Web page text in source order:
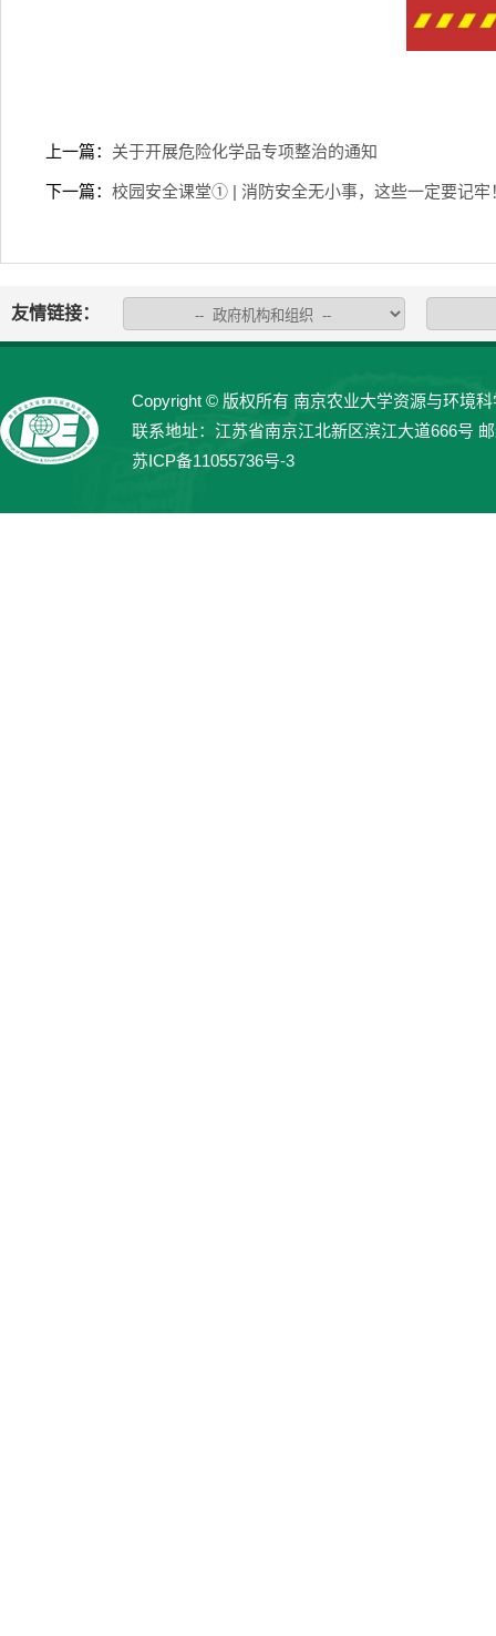
上一篇： 关于开展危险化学品专项整治的通知
下一篇： 校园安全课堂① | 消防安全无小事，这些一定要记牢
友情链接：
Copyright © 版权所有 南京农业大学资源与环境
联系地址：江苏省南京江北新区滨江大道666号
苏ICP备11055736号-3